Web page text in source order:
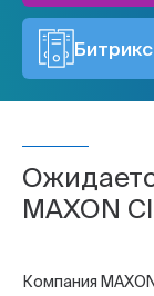
MAXON
Компания